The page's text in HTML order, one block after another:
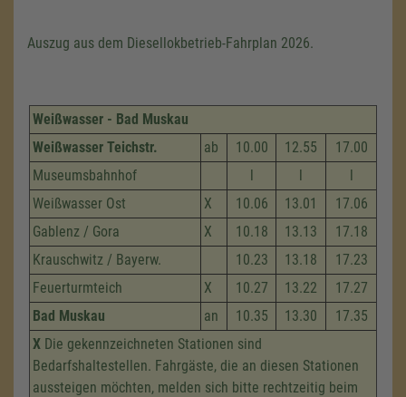
Auszug aus dem Diesellokbetrieb-Fahrplan 2026.
Weißwasser - Bad Muskau
Weißwasser Teichstr.
ab 10.00 12.55
17.00
Museumsbahnhof
l l
l
Weißwasser Ost
X 10.06 13.01
17.06
Gablenz / Gora
X 10.18 13.13
17.18
Krauschwitz / Bayerw.
10.23 13.18
17.23
Feuerturmteich
X 10.27 13.22
17.27
Bad Muskau
an 10.35 13.30
17.35
X Die gekennzeichneten Stationen sind
Bedarfshaltestellen. Fahrgäste, die an diesen Stationen
aussteigen möchten, melden sich bitte rechtzeitig beim